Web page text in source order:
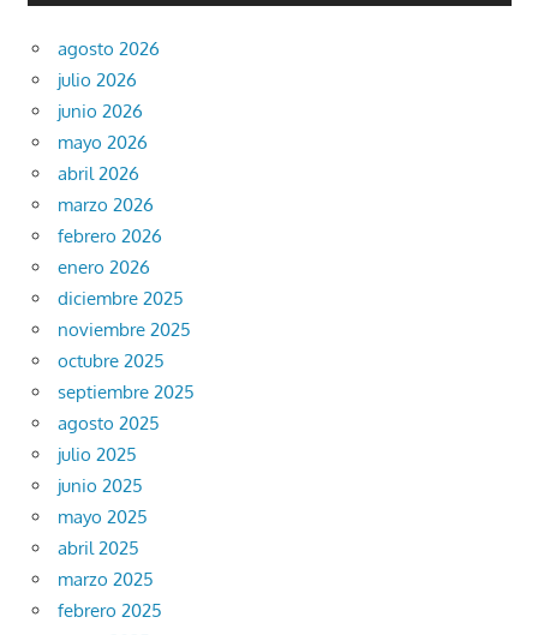
agosto 2026
julio 2026
junio 2026
mayo 2026
abril 2026
marzo 2026
febrero 2026
enero 2026
diciembre 2025
noviembre 2025
octubre 2025
septiembre 2025
agosto 2025
julio 2025
junio 2025
mayo 2025
abril 2025
marzo 2025
febrero 2025